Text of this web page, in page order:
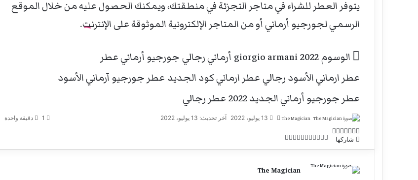
يتوفر العطر للشراء في متاجر التجزئة في منطقتك، ويمكنك الحصول عليه من خلال الموقع
الرسمي لجورجيو أرماني أو منالمتاجر الإلكترونية الموثوقة على الإنترنت.
الوسوم2022
giorgio armani أرماني رجالي جورجيو أرماني عطر
عطر ارماني الأسود رجالي عطر ارماني كود الجديد عطر جورجيو آرماني الأسود
عطر جورجيو أرماني الجديد 2022
عطر رجالي
The Magician
أرسل 13 يوليو، 2022 آخر تحديث: 13 يوليو، 2022 1 دقيقة واحدة
شاركها
عبر
The Magician